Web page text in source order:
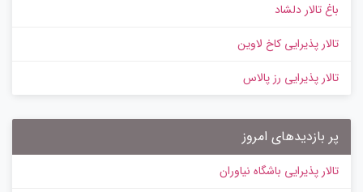
باغ تالار دلشاد
تالار پذیرایی کاخ لاوین
تالار پذیرایی رز پالاس
پر بازدیدهای امروز
تالار پذیرایی باشگاه نیاوران